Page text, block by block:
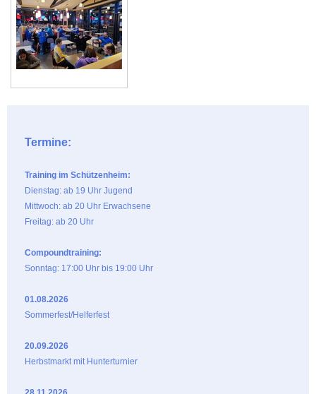
Termine:
Training im Schützenheim:
Dienstag: ab 19 Uhr Jugend
Mittwoch: ab 20 Uhr Erwachsene
Freitag: ab 20 Uhr
Compoundtraining:
Sonntag: 17:00 Uhr bis 19:00 Uhr
01.08.2026
Sommerfest/Helferfest
20.09.2026
Herbstmarkt mit Hunterturnier